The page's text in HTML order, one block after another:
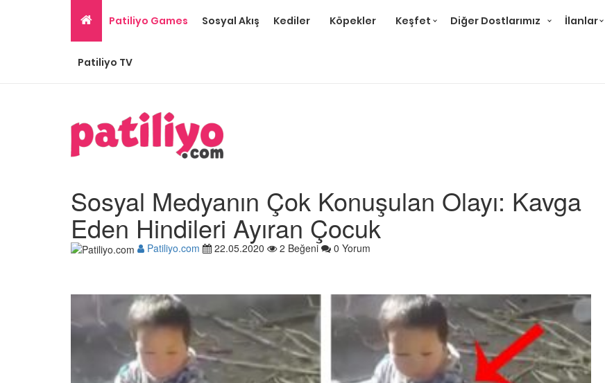
Patiliyo Games Sosyal Akış Kediler Köpekler Keşfet Diğer Dostlarımız İlanlar
Patiliyo TV
Sosyal Medyanın Çok Konuşulan Olayı: Kavga
Eden Hindileri Ayıran Çocuk
Patiliyo.com 22.05.2020 2 Beğeni 0 Yorum
İnanamayan Yavru Pitbull
22.05.2020
Terk Edildikten Sonra Bir Deri Bir
Kemik Kalan Köpeğin İçinizi
Isıtacak Değişimi
İnanamayan Yavru Pitbull
22.05.2020
Terk Edildikten Sonra Bir Deri Bir
Kemik Kalan Köpeğin İçinizi
Isıtacak Değişimi